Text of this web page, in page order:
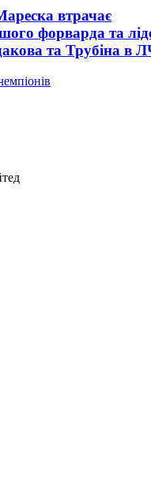
втрачає
форварда та
та Трубіна в